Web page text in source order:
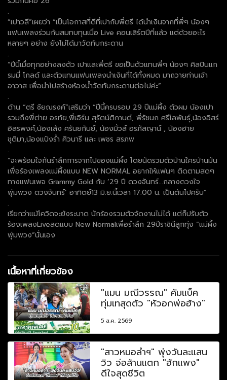
.
“เปาวลี”เผยว่า “เป็นโอกาสที่ดีที่เปากับพี่ตรี ได้นำเงินจากที่พี่ๆ น้องๆ
แฟนเพลงร่วมกันสมทบทุนเมื่อ Live คอนเสิร์ตปีที่แล้ว แต่ด้วยอะไร
หลายๆ อย่าง ยังไม่ได้มาวัดทับกระดาน
.
“ปีนี้เมื่อทุกอย่างลงตัว เปาและพี่ตรี ขอเป็นตัวแทนพี่ๆ น้องๆ ศิลปินแก
รมมี่ โกลด์ และตัวแทนแฟนเพลงนำเงินที่ได้ทั้งหมด มาถวายท่านเจ้า
อาวาส เพื่อนำไปสร้างห้องน้ำวัดทับกระดานต่อไปค่ะ”
.
ด้าน “ตรี ชัยณรงค์”เสริมว่า “ปีนี้ครบรอบ 29 ปีแม่ผึ้ง ตัวผม น้องเปา
รวมถึงพี่ต่าย อรทัย,พี่เอิร์น สุรัตน์ติกานต์, พี่รัชนก ศรีโลพันธุ์,น้องอิสร์
อิสรพงศ์,น้องเล้ง ศรันยกันย์, น้องมิ้วส์ อรภัสญาน์ , น้องฮาย
ชุติมา,น้องแป้งร่ำ ศิวนารี และ เพชร สรภพ
.
“จะพร้อมใจกันรำลึกการจากไปของแม่ผึ้ง โดยนัดรวมตัวบ้านใครบ้านมัน
เพื่อร้องเพลงแม่ผึ้งแบบ NEW NORMAL อยากให้แฟนๆ ติดตามสดๆ
ทางแฟนเพจ Grammy Gold กับ ‘29 ปี ดวงจันทร์...กลางดวงใจ
พุ่มพวง ดวงจันทร์’ อาทิตย์13 มิ.ย.นี้เวลา 17.00 น. เป็นต้นไปครับ”
.
เรียกว่าแม้โควิดจะยังระบาด นักร้องรวมตัวจัดงานไม่ได้ แต่ก็ปรับตัว
ร้องเพลงLiveสดแบบ New Normalเพื่อรำลึก 29ปีราชินีลูกทุ่ง “แม่ผึ้ง
พุ่มพวง”นั่นเอง
เนื้อหาที่เกี่ยวข้อง
"แมน มณีวรรณ" คัมแบ็ค
ทุ่มเทสุดตัว "หัวอกพ่อฮ้าง"
5 ส.ค. 2569
"สาวหมอลำฯ" พุ่งวันละแสน
วิว จ่อล้านแตก "ฮักแพง"
ดีใจสุดชีวิต